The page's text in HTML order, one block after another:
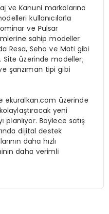
ve Kanuni markalarına
kullanıcılarla
ve Pulsar
sahip modeller
Resa, Seha ve Mati gibi
Site üzerinde modeller;
şanzıman tipi gibi
ekuralkan.com üzerinde
yeni
Böylece satış
dijital destek
daha hızlı
daha verimli